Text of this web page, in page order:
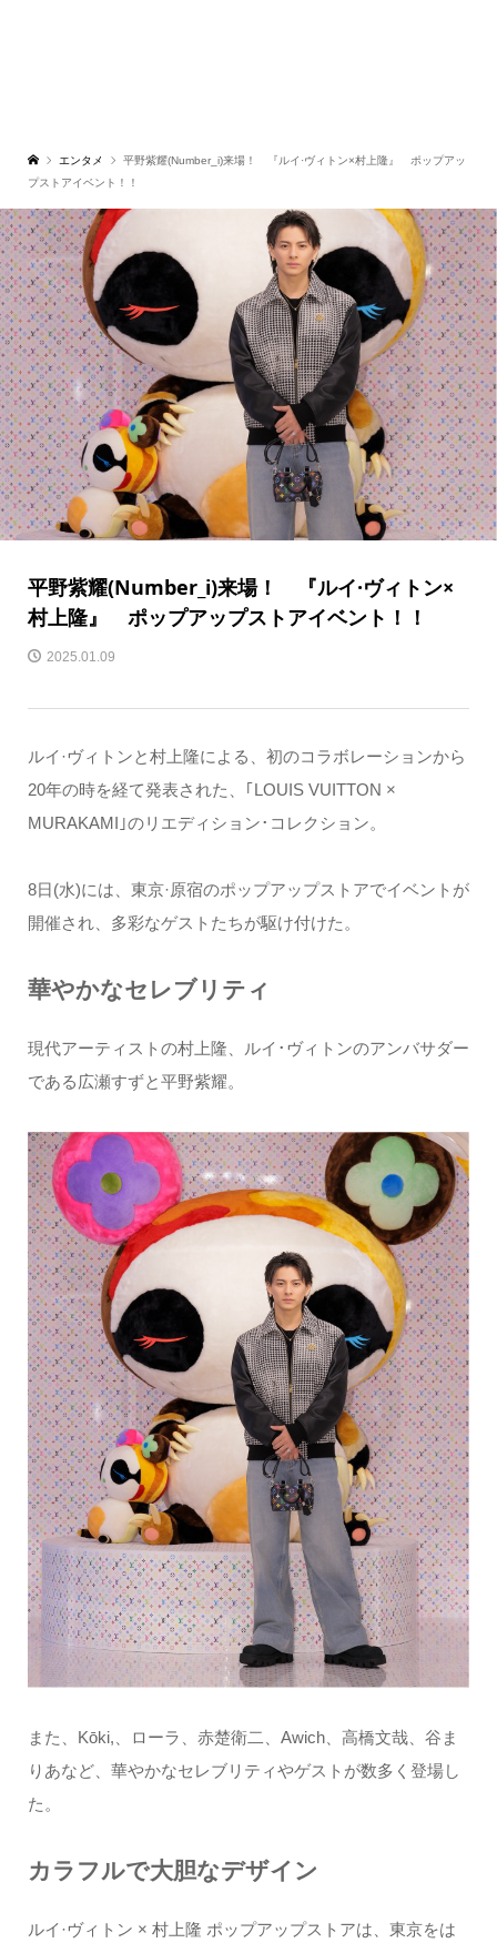
エンタメ
平野紫耀(Number_i)来場！ 『ルイ·ヴィトン×村上隆』 ポップアッ
プストアイベント！！
平野紫耀(Number_i)来場！ 『ルイ·ヴィトン×
村上隆』 ポップアップストアイベント！！
2025.01.09
ルイ·ヴィトンと村上隆による、初のコラボレーションから
20年の時を経て発表された、｢LOUIS VUITTON ×
MURAKAMI｣のリエディション･コレクション。
8日(水)には、東京·原宿のポップアップストアでイベントが
開催され、多彩なゲストたちが駆け付けた。
華やかなセレブリティ
現代アーティストの村上隆、ルイ･ヴィトンのアンバサダー
である広瀬すずと平野紫耀。
また、Kōki,、ローラ、赤楚衛二、Awich、高橋文哉、谷ま
りあなど、華やかなセレブリティやゲストが数多く登場し
た。
カラフルで大胆なデザイン
ルイ·ヴィトン × 村上隆 ポップアップストアは、東京をは